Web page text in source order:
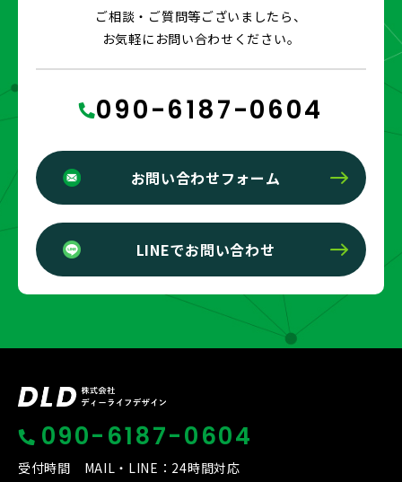
ご相談・ご質問等ございましたら、
お気軽にお問い合わせください。
090-6187-0604
お問い合わせフォーム
LINEでお問い合わせ
090-6187-0604
受付時間 MAIL・LINE：24時間対応